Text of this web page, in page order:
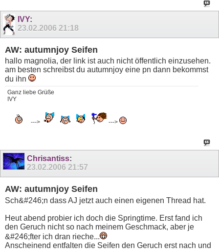
IVY:
23.02.2006 21:18
AW: autumnjoy Seifen
hallo magnolia, der link ist auch nicht öffentlich einzusehen.
am besten schreibst du autumnjoy eine pn dann bekommst
du ihn
Ganz liebe Grüße
IVY
---> --->
Chrisantiss:
23.02.2006 21:57
AW: autumnjoy Seifen
Sch&#246;n dass AJ jetzt auch einen eigenen Thread hat.
Heut abend probier ich doch die Springtime. Erst fand ich
den Geruch nicht so nach meinem Geschmack, aber je
&#246;fter ich dran rieche...
Anscheinend entfalten die Seifen den Geruch erst nach und